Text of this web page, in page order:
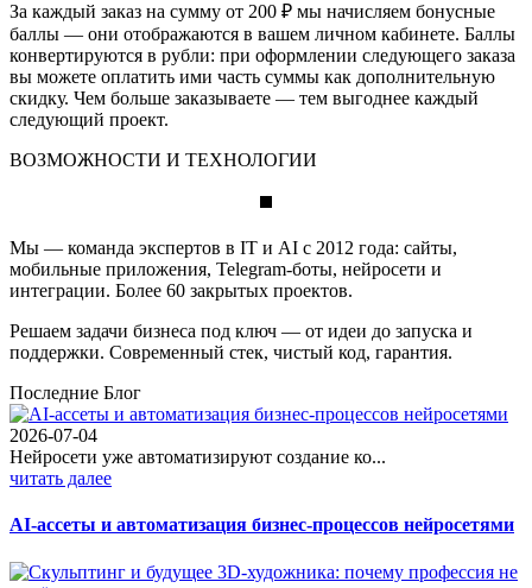
За каждый заказ на сумму от 200 ₽ мы начисляем бонусные
баллы — они отображаются в вашем личном кабинете. Баллы
конвертируются в рубли: при оформлении следующего заказа
вы можете оплатить ими часть суммы как дополнительную
скидку. Чем больше заказываете — тем выгоднее каждый
следующий проект.
ВОЗМОЖНОСТИ И ТЕХНОЛОГИИ
Мы — команда экспертов в IT и AI с 2012 года: сайты,
мобильные приложения, Telegram-боты, нейросети и
интеграции. Более 60 закрытых проектов.
Решаем задачи бизнеса под ключ — от идеи до запуска и
поддержки. Современный стек, чистый код, гарантия.
Последние Блог
2026-07-04
Нейросети уже автоматизируют создание ко...
читать далее
AI-ассеты и автоматизация бизнес-процессов нейросетями